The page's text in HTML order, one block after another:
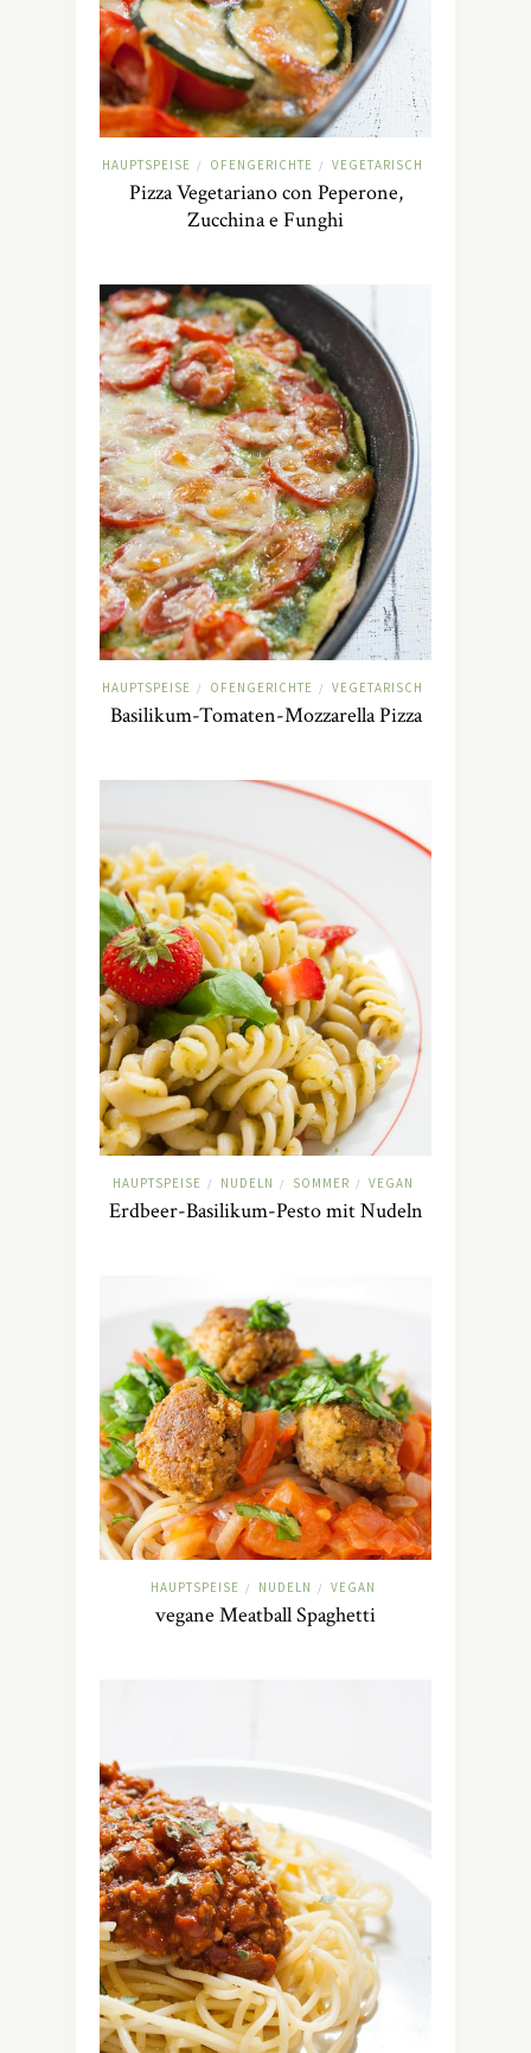
HAUPTSPEISE / OFENGERICHTE / VEGETARISCH
Pizza Vegetariano con Peperone,
Zucchina e Funghi
HAUPTSPEISE / OFENGERICHTE / VEGETARISCH
Basilikum-Tomaten-Mozzarella Pizza
HAUPTSPEISE / NUDELN / SOMMER / VEGAN
Erdbeer-Basilikum-Pesto mit Nudeln
HAUPTSPEISE / NUDELN / VEGAN
vegane Meatball Spaghetti